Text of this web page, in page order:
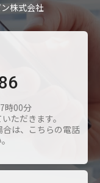
株式会社
時00分
ただきます。
は、こちらの電話